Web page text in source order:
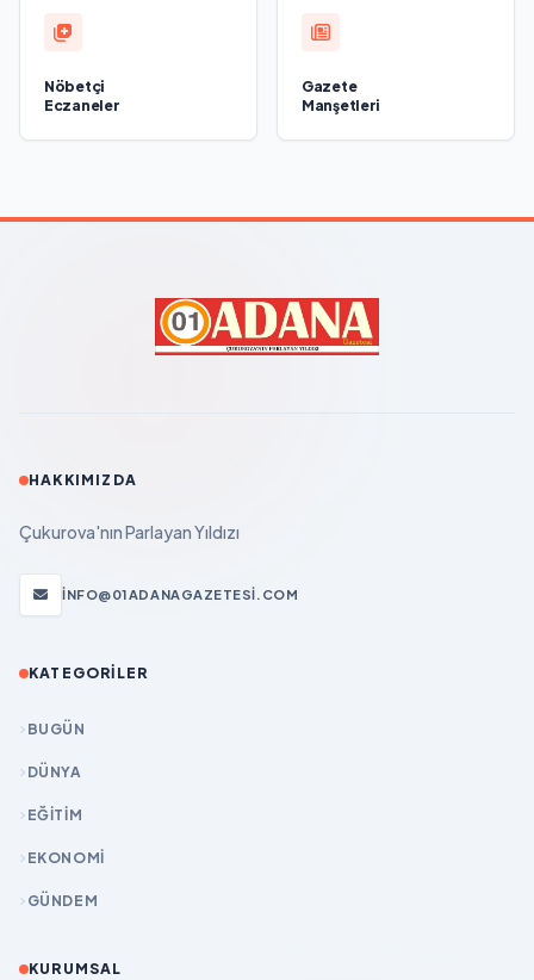
Nöbetçi
Eczaneler
Gazete
Manşetleri
HAKKIMIZDA
Çukurova'nın Parlayan Yıldızı
INFO@01ADANAGAZETESI.COM
KATEGORILER
BUGÜN
DÜNYA
EĞİTİM
EKONOMİ
GÜNDEM
KURUMSAL